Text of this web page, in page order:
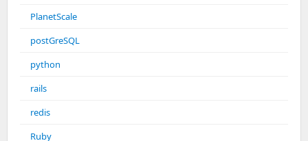
PlanetScale
postGreSQL
python
rails
redis
Ruby